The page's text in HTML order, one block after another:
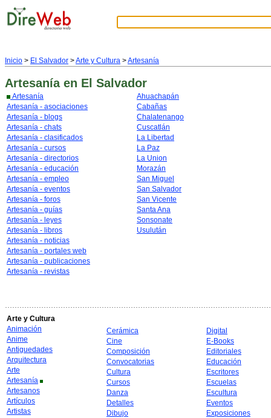
Inicio > El Salvador >Arte y Cultura >Artesanía
Artesanía en El Salvador
Artesanía
Artesanía - asociaciones
Artesanía - blogs
Artesanía - chats
Artesanía - clasificados
Artesanía - cursos
Artesanía - directorios
Artesanía - educación
Artesanía - empleo
Artesanía - eventos
Artesanía - foros
Artesanía - guías
Artesanía - leyes
Artesanía - libros
Artesanía - noticias
Artesanía - portales web
Artesanía - publicaciones
Artesanía - revistas
Ahuachapán
Cabañas
Chalatenango
Cuscatlán
La Libertad
La Paz
La Union
Morazán
San Miguel
San Salvador
San Vicente
Santa Ana
Sonsonate
Usulután
Arte y Cultura
Animación
Anime
Antiguedades
Arquitectura
Arte
Artesanía
Artesanos
Artículos
Artistas
Cerámica
Cine
Composición
Convocatorias
Cultura
Cursos
Danza
Detalles
Dibujo
Digital
E-Books
Editoriales
Educación
Escritores
Escuelas
Escultura
Eventos
Exposiciones